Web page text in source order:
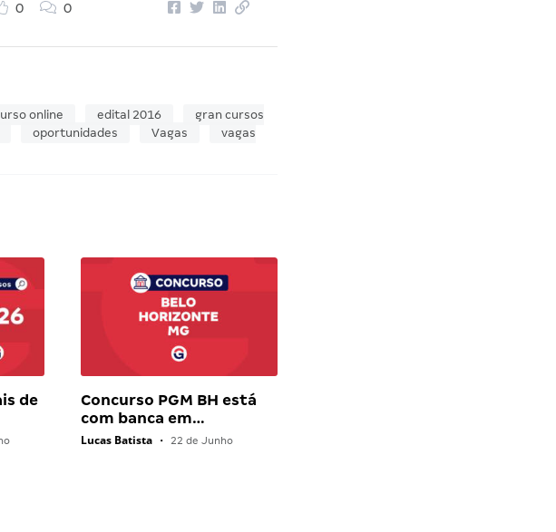
0 0
online edital 2016
gran cursos
oportunidades Vagas
vagas
de
Concurso PGM BH está
com banca em…
Lucas Batista • 22 de Junho